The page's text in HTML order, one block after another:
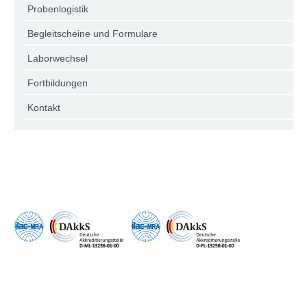
Probenlogistik
Begleitscheine und Formulare
Laborwechsel
Fortbildungen
Kontakt